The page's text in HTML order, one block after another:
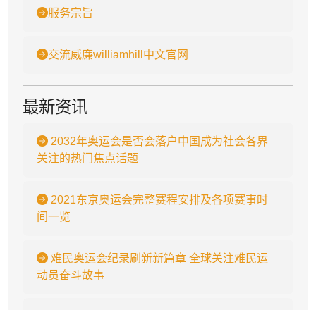
服务宗旨
交流威廉williamhill中文官网
最新资讯
2032年奥运会是否会落户中国成为社会各界
关注的热门焦点话题
2021东京奥运会完整赛程安排及各项赛事时
间一览
难民奥运会纪录刷新新篇章 全球关注难民运
动员奋斗故事